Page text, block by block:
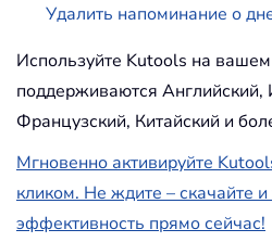
Удалить напоминание о
Используйте Kutools на
поддерживаются
Французский, Китайский и
Мгновенно активируйте
кликом. Не ждите – скачайте
эффективность прямо сейчас!